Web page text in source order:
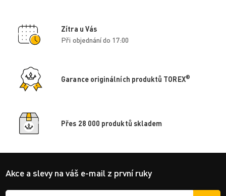
Zítra u Vás
Při objednání do 17:00
Garance originálních produktů TOREX®
Přes 28 000 produktů skladem
Akce a slevy na váš e-mail z první ruky